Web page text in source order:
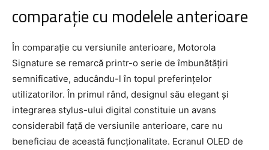
comparație cu modelele anterioare
În comparație cu versiunile anterioare, Motorola
Signature se remarcă printr-o serie de îmbunătățiri
semnificative, aducându-l în topul preferințelor
utilizatorilor. În primul rând, designul său elegant și
integrarea stylus-ului digital constituie un avans
considerabil față de versiunile anterioare, care nu
beneficiau de această funcționalitate. Ecranul OLED de